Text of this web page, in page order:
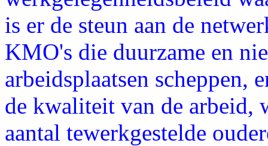
is er de steun aan de
KMO's die duurzame en
arbeidsplaatsen scheppen,
de kwaliteit van de arbeid,
aantal tewerkgestelde